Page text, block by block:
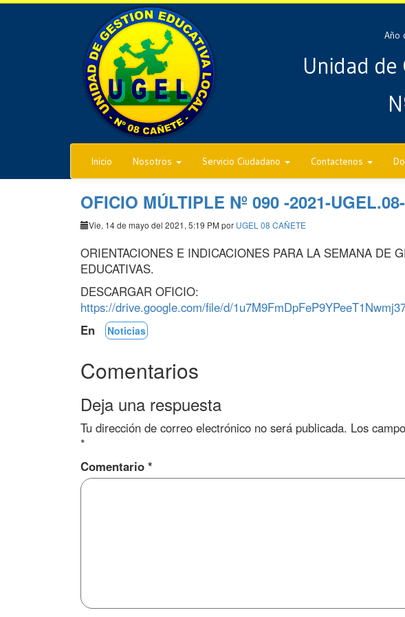
Año
Unidad de
Inicio Nosotros Servicio Ciudadano Contactenos
OFICIO MÚLTIPLE Nº 090 -2021-
Vie, 14 de mayo del 2021, 5:19 PM por UGEL 08 CAÑETE
ORIENTACIONES E INDICACIONES PARA LA SEMANA DE
EDUCATIVAS.
DESCARGAR OFICIO:
https://drive.google.com/file/d/
En
Noticias
Comentarios
Deja una respuesta
Tu dirección de correo electrónico no será publicada. Los
*
Comentario *